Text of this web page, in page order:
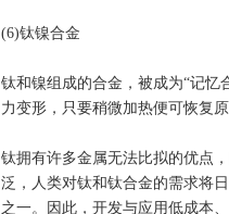
(6)钛镍合金
钛和镍组成的合金，被成为“记忆
力变形，只要稍微加热便可恢复
钛拥有许多金属无法比拟的优点
泛，人类对钛和钛合金的需求将
之一。因此，开发与应用低成本